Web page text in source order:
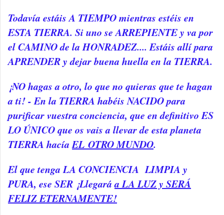
Todavía estáis A TIEMPO mientras estéis en
ESTA TIERRA. Si uno se ARREPIENTE y va por
el CAMINO de la HONRADEZ.... Estáis allí para
APRENDER y dejar buena huella en la TIERRA.
¡NO hagas a otro, lo que no quieras que te hagan
a ti! - En la TIERRA habéis NACIDO para
purificar vuestra conciencia, que en definitivo ES
LO ÚNICO que os vais a llevar de esta planeta
TIERRA hacíaEL OTRO MUNDO.
El que tenga LA CONCIENCIA LIMPIA y
PURA, ese SER ¡Llegaráa LA LUZ y SERÁ
FELIZ ETERNAMENTE!